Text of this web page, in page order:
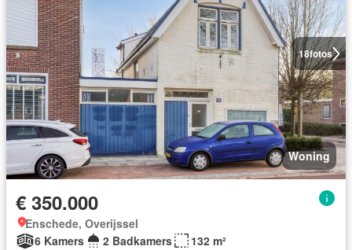
18fotos
Woning
€ 350.000
Enschede, Overijssel
6 Kamers
2 Badkamers 132 m²